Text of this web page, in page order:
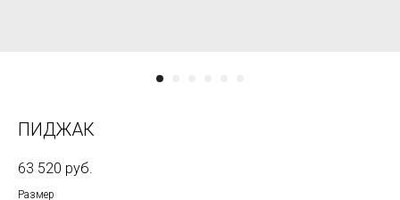
ПИДЖАК
63 520 руб.
Размер